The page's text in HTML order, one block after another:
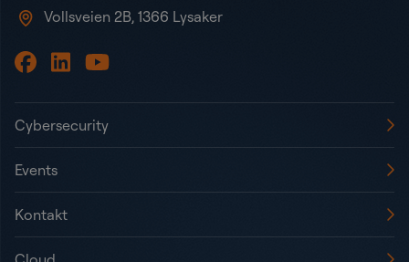
Vollsveien 2B, 1366 Lysaker
Cybersecurity
Events
Kontakt